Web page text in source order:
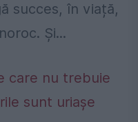
succes, în viață,
Și...